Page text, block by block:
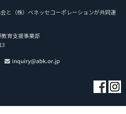
と（株）ベネッセコーポレーションが共同運
育支援事業部